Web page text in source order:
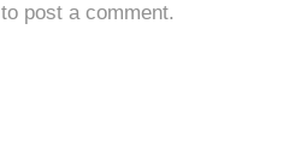
to post a comment.